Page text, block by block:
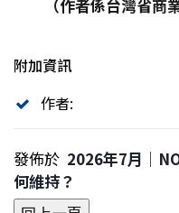
（作者係台灣省商
附加資訊
作者:
發佈於 2026年7月｜
何維持？